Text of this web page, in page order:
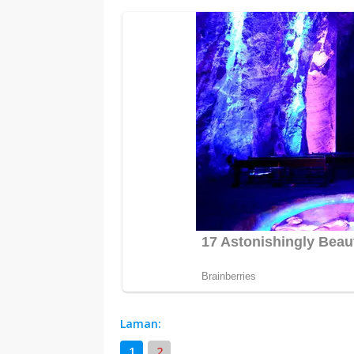
Laman: